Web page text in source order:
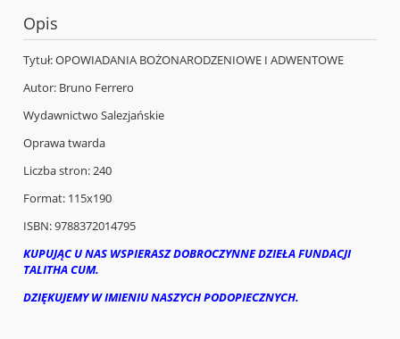
Opis
Tytuł: OPOWIADANIA BOŻONARODZENIOWE I ADWENTOWE
Autor: Bruno Ferrero
Wydawnictwo Salezjańskie
Oprawa twarda
Liczba stron: 240
Format: 115x190
ISBN: 9788372014795
KUPUJĄC U NAS WSPIERASZ DOBROCZYNNE DZIEŁA FUNDACJI
TALITHA CUM.
DZIĘKUJEMY W IMIENIU NASZYCH PODOPIECZNYCH.